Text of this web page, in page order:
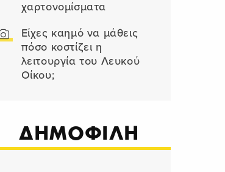
χαρτονομίσματα
Είχες καημό να μάθεις
πόσο κοστίζει η
λειτουργία του Λευκού
Οίκου;
ΔΗΜΟΦΙΛΗ